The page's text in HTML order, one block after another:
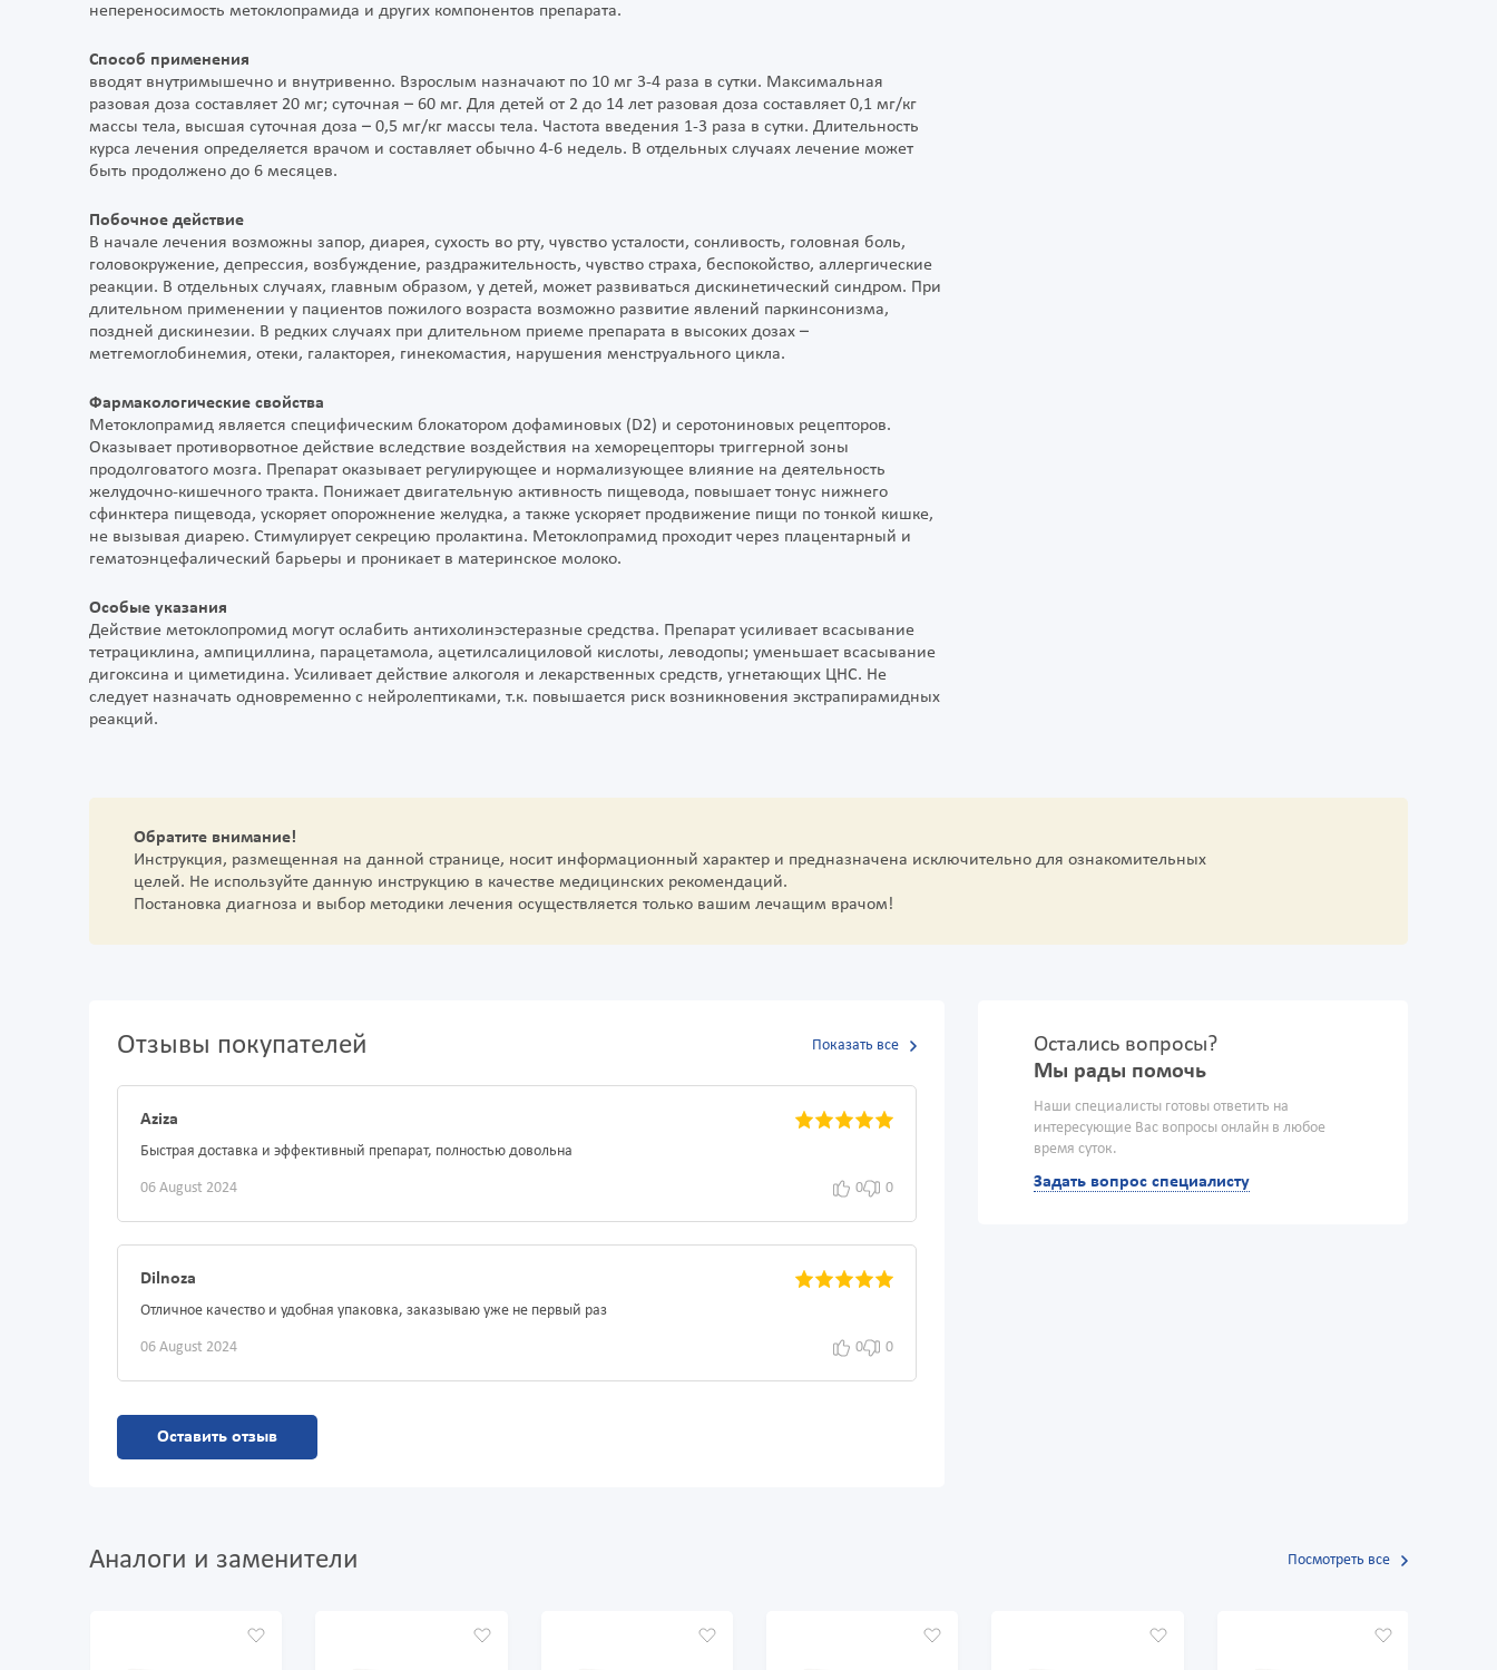
непереносимость метоклопрамида и других компонентов препарата.
Способ применения
вводят внутримышечно и внутривенно. Взрослым назначают по 10 мг 3-4 раза в сутки. Максимальная
разовая доза составляет 20 мг; суточная – 60 мг. Для детей от 2 до 14 лет разовая доза составляет 0,1 мг/кг
массы тела, высшая суточная доза – 0,5 мг/кг массы тела. Частота введения 1-3 раза в сутки. Длительность
курса лечения определяется врачом и составляет обычно 4-6 недель. В отдельных случаях лечение может
быть продолжено до 6 месяцев.
Побочное действие
В начале лечения возможны запор, диарея, сухость во рту, чувство усталости, сонливость, головная боль,
головокружение, депрессия, возбуждение, раздражительность, чувство страха, беспокойство, аллергические
реакции. В отдельных случаях, главным образом, у детей, может развиваться дискинетический синдром. При
длительном применении у пациентов пожилого возраста возможно развитие явлений паркинсонизма,
поздней дискинезии. В редких случаях при длительном приеме препарата в высоких дозах –
метгемоглобинемия, отеки, галакторея, гинекомастия, нарушения менструального цикла.
Фармакологические свойства
Метоклопрамид является специфическим блокатором дофаминовых (D2) и серотониновых рецепторов.
Оказывает противорвотное действие вследствие воздействия на хеморецепторы триггерной зоны
продолговатого мозга. Препарат оказывает регулирующее и нормализующее влияние на деятельность
желудочно-кишечного тракта. Понижает двигательную активность пищевода, повышает тонус нижнего
сфинктера пищевода, ускоряет опорожнение желудка, а также ускоряет продвижение пищи по тонкой кишке,
не вызывая диарею. Стимулирует секрецию пролактина. Метоклопрамид проходит через плацентарный и
гематоэнцефалический барьеры и проникает в материнское молоко.
Особые указания
Действие метоклопромид могут ослабить антихолинэстеразные средства. Препарат усиливает всасывание
тетрациклина, ампициллина, парацетамола, ацетилсалициловой кислоты, леводопы; уменьшает всасывание
дигоксина и циметидина. Усиливает действие алкоголя и лекарственных средств, угнетающих ЦНС. Не
следует назначать одновременно с нейролептиками, т.к. повышается риск возникновения экстрапирамидных
реакций.
Обратите внимание!
Инструкция, размещенная на данной странице, носит информационный характер и предназначена исключительно для ознакомительных
целей. Не используйте данную инструкцию в качестве медицинских рекомендаций.
Постановка диагноза и выбор методики лечения осуществляется только вашим лечащим врачом!
Отзывы покупателей Показать все
Aziza
Быстрая доставка и эффективный препарат, полностью довольна
06 August 2024 0 0
Dilnoza
Отличное качество и удобная упаковка, заказываю уже не первый раз
06 August 2024 0 0
Оставить отзыв
Остались вопросы?
Мы рады помочь
Наши специалисты готовы ответить на
интересующие Вас вопросы онлайн в любое
время суток.
Задать вопрос специалисту
Аналоги и заменители Посмотреть все